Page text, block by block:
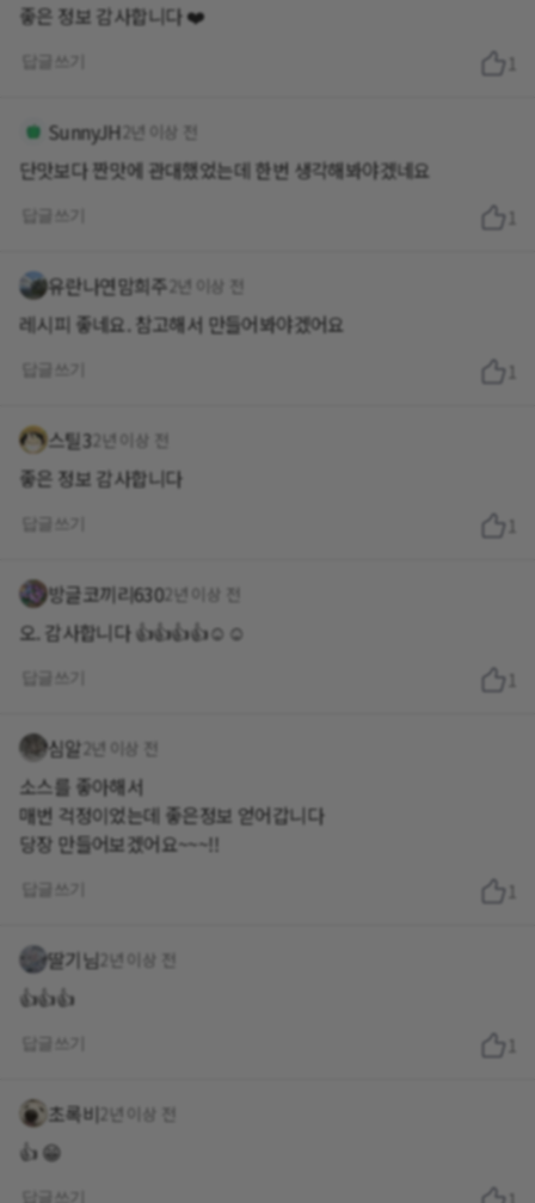
좋은 정보 감사합니다 ❤️
1
SunnyJH2년 이상 전
단맛보다 짠맛에 관대했었는데 한번 생각해봐야겠네요
1
유란나연맘희주2년 이상 전
레시피 좋네요. 참고해서 만들어봐야겠어요
1
스틸32년 이상 전
좋은 정보 감사합니다
1
방글코끼리6302년 이상 전
오. 감사합니다 👍👍👍👍☺️☺️
1
심알2년 이상 전
소스를 좋아해서
매번 걱정이었는데 좋은정보 얻어갑니다
당장 만들어보겠어요~~~!!
1
딸기님2년 이상 전
👍👍👍
1
초록비2년 이상 전
👍 😁